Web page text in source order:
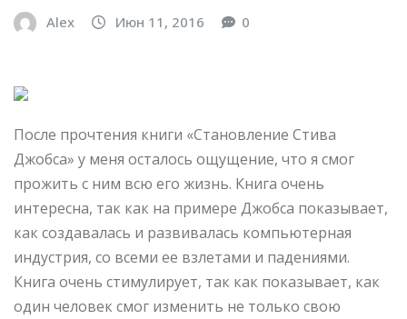
Alex Июн 11, 2016 0
После прочтения книги «Становление Стива
Джобса» у меня осталось ощущение, что я смог
прожить с ним всю его жизнь. Книга очень
интересна, так как на примере Джобса показывает,
как создавалась и развивалась компьютерная
индустрия, со всеми ее взлетами и падениями.
Книга очень стимулирует, так как показывает, как
один человек смог изменить не только свою